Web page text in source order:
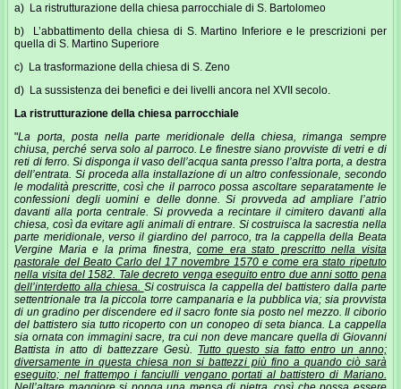
a) La ristrutturazione della chiesa parrocchiale di S. Bartolomeo
b) L’abbattimento della chiesa di S. Martino Inferiore e le prescrizioni per
quella di S. Martino Superiore
c) La trasformazione della chiesa di S. Zeno
d) La sussistenza dei benefici e dei livelli ancora nel XVII secolo.
La ristrutturazione della chiesa parrocchiale
"La porta, posta nella parte meridionale della chiesa, rimanga sempre
chiusa, perché serva solo al parroco. Le finestre siano provviste di vetri e di
reti di ferro. Si disponga il vaso dell’acqua santa presso l’altra porta, a destra
dell’entrata. Si proceda alla installazione di un altro confessionale, secondo
le modalità prescritte, così che il parroco possa ascoltare separatamente le
confessioni degli uomini e delle donne. Si provveda ad ampliare l’atrio
davanti alla porta centrale. Si provveda a recintare il cimitero davanti alla
chiesa, così da evitare agli animali di entrare. Si costruisca la sacrestia nella
parte meridionale, verso il giardino del parroco, tra la cappella della Beata
Vergine Maria e la prima finestra,come era stato prescritto nella visita
pastorale del Beato Carlo del 17 novembre 1570 e come era stato ripetuto
nella visita del 1582. Tale decreto venga eseguito entro due anni sotto pena
dell’interdetto alla chiesa. Si costruisca la cappella del battistero dalla parte
settentrionale tra la piccola torre campanaria e la pubblica via; sia provvista
di un gradino per discendere ed il sacro fonte sia posto nel mezzo. Il ciborio
del battistero sia tutto ricoperto con un conopeo di seta bianca. La cappella
sia ornata con immagini sacre, tra cui non deve mancare quella di Giovanni
Battista in atto di battezzare Gesù. Tutto questo sia fatto entro un anno;
diversamente in questa chiesa non si battezzi più fino a quando ciò sarà
eseguito; nel frattempo i fanciulli vengano portati al battistero di Mariano.